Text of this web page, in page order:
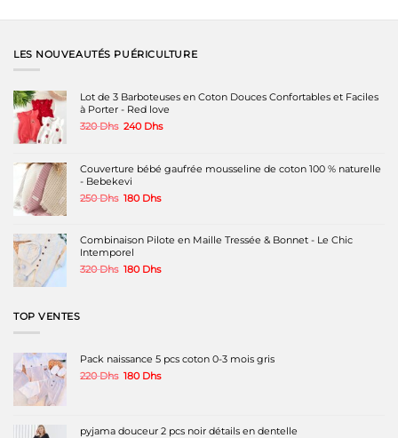
a
variations.
être
choisies
sur
du
produit
a
être
du
LES NOUVEAUTÉS PUÉRICULTURE
Lot de 3 Barboteuses en Coton Douces Confortables et Faciles
à Porter - Red love
320Dhs Le
était :
320 Dhs.
240 DhsLe
240 Dhs.
Couverture bébé gaufrée mousseline de coton 100 % naturelle
- Bebekevi
250Dhs Le
était :
250 Dhs.
180 DhsLe
180 Dhs.
Combinaison Pilote en Maille Tressée & Bonnet - Le Chic
Intemporel
320Dhs Le
180 DhsLe
TOP VENTES
Pack naissance 5 pcs coton 0-3 mois gris
220Dhs Le
220 Dhs.
180 DhsLe
180 Dhs.
pyjama douceur 2 pcs noir détails en dentelle